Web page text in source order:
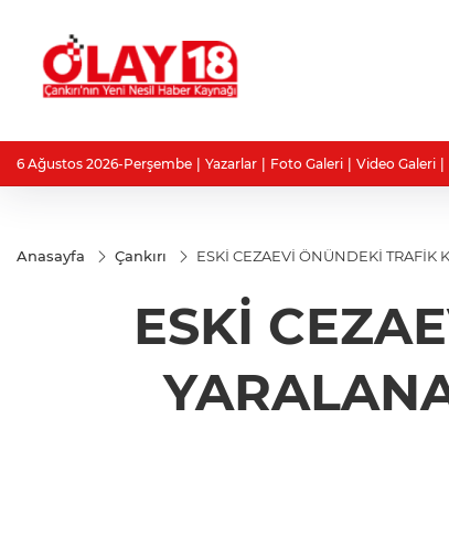
6 Ağustos 2026-Perşembe Yazarlar Foto Galeri Video Galeri
Anasayfa Çankırı ESKİ CEZAEVİ ÖNÜNDEKİ TRAFİK
ESKİ